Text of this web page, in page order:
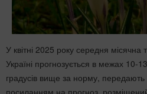
У квітні 2025 року середня місячна
Україні прогнозується в межах 10-
градусів вище за норму, передають
посиланням на прогноз,